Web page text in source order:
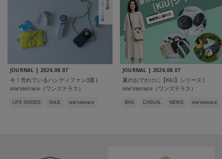
JOURNAL | 2026.08.07
今！売れているハンディファン3選 |
one'sterrace（ワンズテラス）
LIFE GOODS SALE one'sterrace
JOURNAL | 2026.08.07
夏のおでかけに【KiU】シリーズ |
one'sterrace（ワンズテラス）
BAG CASUAL NEWS one'sterrace